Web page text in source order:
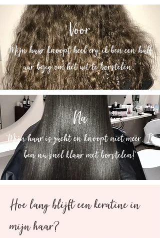
Voor
"Mijn haar knoopt heel erg, ik ben een half
uur bezig om het uit te borstelen."
Na
"Mijn haar is zacht en knoopt niet meer. Ik
ben nu snel klaar met borstelen!"
Hoe lang blijft een keratine in
mijn haar?